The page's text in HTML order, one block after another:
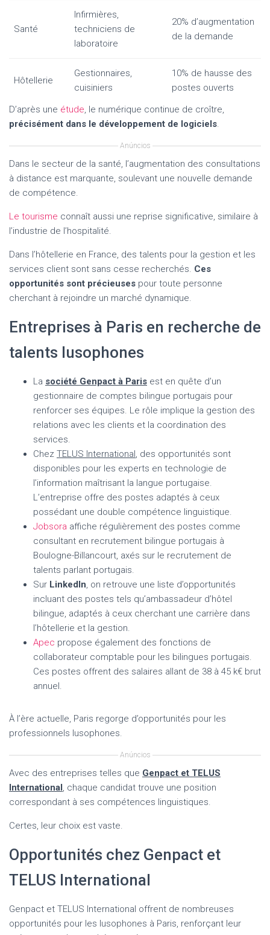
Santé
Infirmières,
techniciens de
laboratoire
20% d’augmentation
de la demande
Hôtellerie
Gestionnaires,
cuisiniers
10% de hausse des
postes ouverts
D’après une étude, le numérique continue de croître,
précisément dans le développement de logiciels.
Anúncios
Dans le secteur de la santé, l’augmentation des consultations
à distance est marquante, soulevant une nouvelle demande
de compétence.
Le tourisme connaît aussi une reprise significative, similaire à
l’industrie de l’hospitalité.
Dans l’hôtellerie en France, des talents pour la gestion et les
services client sont sans cesse recherchés. Ces
opportunités sont précieuses pour toute personne
cherchant à rejoindre un marché dynamique.
Entreprises à Paris en recherche de
talents lusophones
La société Genpact à Paris est en quête d’un
gestionnaire de comptes bilingue portugais pour
renforcer ses équipes. Le rôle implique la gestion des
relations avec les clients et la coordination des
services.
Chez TELUS International, des opportunités sont
disponibles pour les experts en technologie de
l’information maîtrisant la langue portugaise.
L’entreprise offre des postes adaptés à ceux
possédant une double compétence linguistique.
Jobsora affiche régulièrement des postes comme
consultant en recrutement bilingue portugais à
Boulogne-Billancourt, axés sur le recrutement de
talents parlant portugais.
Sur LinkedIn, on retrouve une liste d’opportunités
incluant des postes tels qu’ambassadeur d’hôtel
bilingue, adaptés à ceux cherchant une carrière dans
l’hôtellerie et la gestion.
Apec propose également des fonctions de
collaborateur comptable pour les bilingues portugais.
Ces postes offrent des salaires allant de 38 à 45 k€ brut
annuel.
À l’ère actuelle, Paris regorge d’opportunités pour les
professionnels lusophones.
Anúncios
Avec des entreprises telles que Genpact et TELUS
International, chaque candidat trouve une position
correspondant à ses compétences linguistiques.
Certes, leur choix est vaste.
Opportunités chez Genpact et
TELUS International
Genpact et TELUS International offrent de nombreuses
opportunités pour les lusophones à Paris, renforçant leur